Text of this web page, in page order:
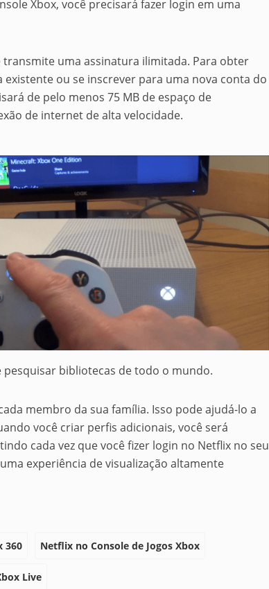
Xbox, você precisará fazer login em uma
uma assinatura ilimitada. Para obter
ou se inscrever para uma nova conta do
de pelo menos 75 MB de espaço de
de internet de alta velocidade.
bibliotecas de todo o mundo.
membro da sua família. Isso pode ajudá-lo a
você criar perfis adicionais, você será
cada vez que você fizer login no Netflix no seu
experiência de visualização altamente
360 Netflix no Console de Jogos Xbox
Live